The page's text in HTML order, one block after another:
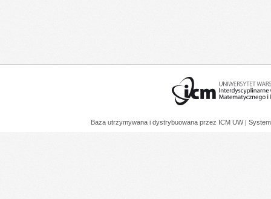
Baza utrzymywana i dystrybuowana przez ICM UW |